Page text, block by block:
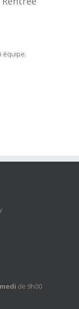
équipe.
de 9h00